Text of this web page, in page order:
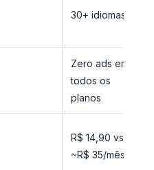
30+ idiomas
Zero ads em
todos os
planos
R$ 14,90 vs
~R$ 35/mês